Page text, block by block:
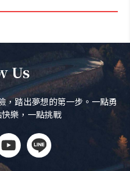
Us
，踏出夢想的第一步。一點勇
樂，一點挑戰